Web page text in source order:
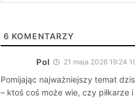
6 KOMENTARZY
Pol 21 maja 2026 19:24
Pomijając najważniejszy temat
– ktoś coś może wie, czy piłkarze